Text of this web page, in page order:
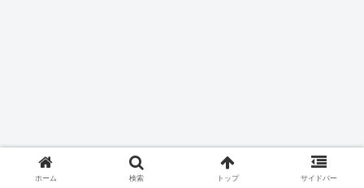
ホーム 検索 トップ サイドバー